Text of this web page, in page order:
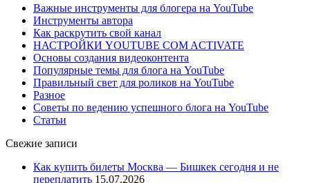
Важные инструменты для блогера на YouTube
Инструменты автора
Как раскрутить свой канал
НАСТРОЙКИ YOUTUBE COM ACTIVATE
Основы создания видеоконтента
Популярные темы для блога на YouTube
Правильный свет для роликов на YouTube
Разное
Советы по ведению успешного блога на YouTube
Статьи
Свежие записи
Как купить билеты Москва — Бишкек сегодня и не
переплатить 15.07.2026